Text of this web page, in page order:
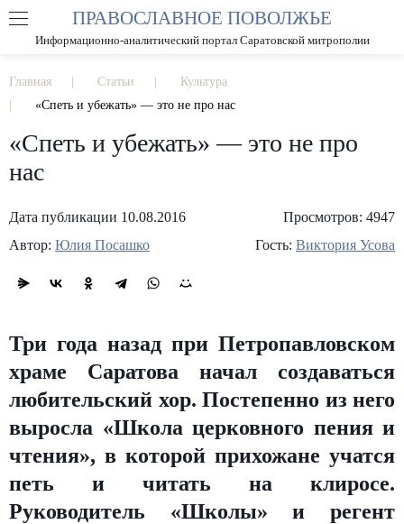
РАЗМЕР ШРИФТА А А
ПРАВОСЛАВНОЕ ПОВОЛЖЬЕ
Информационно-аналитический портал Саратовской митрополии
Главная Статьи
Культура
«Спеть и убежать» — это не про нас
«Спеть и убежать» — это не про
нас
Дата публикации 10.08.2016
Просмотров: 4947
Автор: Юлия Посашко Гость: Виктория Усова
Три года назад при Петропавловском
храме Саратова начал создаваться
любительский хор. Постепенно из него
выросла «Школа церковного пения и
чтения», в которой прихожане учатся
петь и читать на клиросе.
Руководитель «Школы» и регент